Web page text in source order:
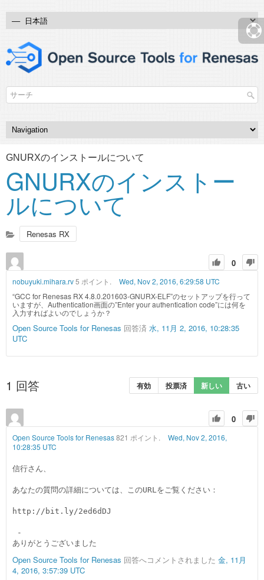
GNURXのインストールについて
GNURXのインストー
ルについて
Renesas RX
0
nobuyuki.mihara.rv5 ポイント.
Wed, Nov 2, 2016, 6:29:58 UTC
“GCC for Renesas RX 4.8.0.201603-GNURX-ELF”のセットアップを行って
いますが、Authentication画面の”Enter your authentication code”には何を
入力すればよいのでしょうか？
Open Source Tools for Renesas 回答済 水, 11月 2, 2016, 10:28:35
UTC
1 回答 有効 投票済 新しい 古い
0
Open Source Tools for Renesas821 ポイント.
Wed, Nov 2, 2016,
10:28:35 UTC
信行さん、
あなたの質問の詳細については、このURLをご覧ください：
http://bit.ly/2ed6dDJ
-
ありがとうございました
Open Source Tools for Renesas 回答へコメントされました 金, 11月
4, 2016, 3:57:39 UTC